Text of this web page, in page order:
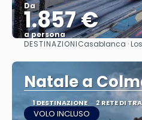
Da
1.857 €
a persona
DESTINAZIONICasablanca ·
Natale a
1 DESTINAZIONE 2 RETE DI
VOLO INCLUSO